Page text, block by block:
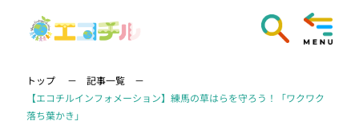
トップ
記事一覧
【エコチルインフォメーション】練馬の草はらを守ろう！「ワクワク
落ち葉かき」